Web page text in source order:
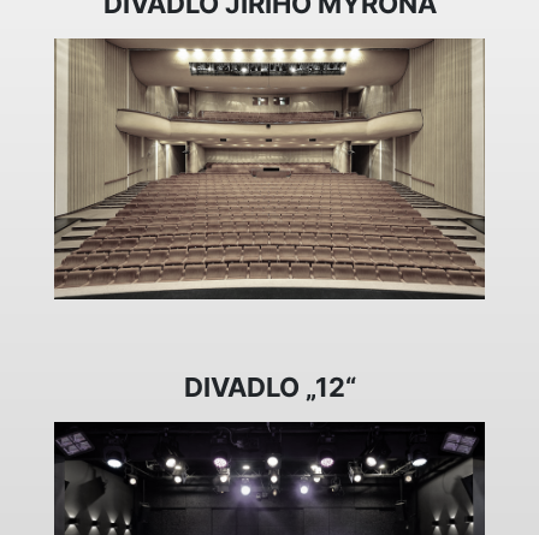
DIVADLO „12“